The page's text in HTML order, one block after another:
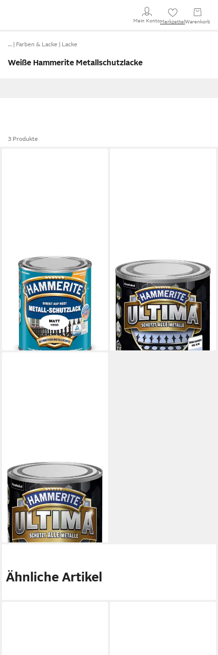
Mein KontoMerkzettel Warenkorb
… Farben & Lacke Lacke
Weiße Hammerite Metallschutzlacke
3 Produkte
HAMMERITE
Metallschutzlack weiss matt
15777, hochgradig
Witterungsbeständig,
Wasserabweisend
29,86 €
(39,81 €/ 1 l)
lieferbar - in 2-3 Werktagen bei dir
HAMMERITE
Metallschutzlack Hammerite
Metallschutzlack ULTIMA
glänzend
12,44 €
(49,76 €/ 1 l)
lieferbar - in 2-3 Werktagen bei dir
HAMMERITE
Metallschutzlack Hammerite
Metallschutzlack ULTIMA 750
ml weiß
24,69 €
(32,92 €/ 1 l)
lieferbar - in 2-3 Werktagen bei dir
Ähnliche Artikel